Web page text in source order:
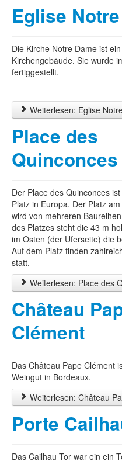
Eglise
Die Kirche Notre Dame ist
Kirchengebäude. Sie wurde
fertiggestellt.
Weiterlesen: Eglise
Place des
Quinconces
Der Place des Quinconces
Platz in Europa. Der Platz
wird von mehreren
des Platzes steht die 43 m
im Osten (der Uferseite) die
Auf dem Platz finden
statt.
Weiterlesen: Place des
Château
Clément
Das Château Pape Clément
Weingut in Bordeaux.
Weiterlesen: Château
Porte
Das Cailhau Tor war ein ein